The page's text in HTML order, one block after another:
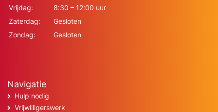
Vrijdag:
8:30 – 12:00 uur
Zaterdag:
Gesloten
Zondag:
Gesloten
Navigatie
Hulp nodig
Vrijwilligerswerk